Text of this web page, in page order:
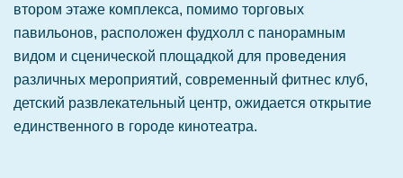
втором этаже комплекса, помимо торговых
павильонов, расположен фудхолл с панорамным
видом и сценической площадкой для проведения
различных мероприятий, современный фитнес клуб,
детский развлекательный центр, ожидается открытие
единственного в городе кинотеатра.